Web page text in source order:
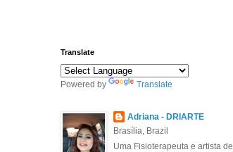
Translate
Powered by Translate
Adriana - DRIARTE
Brasília, Brazil
Uma Fisioterapeuta e artista de